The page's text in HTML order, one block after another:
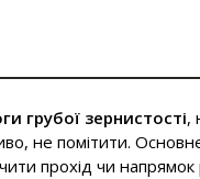
грубої зернистості,
не помітити.
прохід чи напрямок